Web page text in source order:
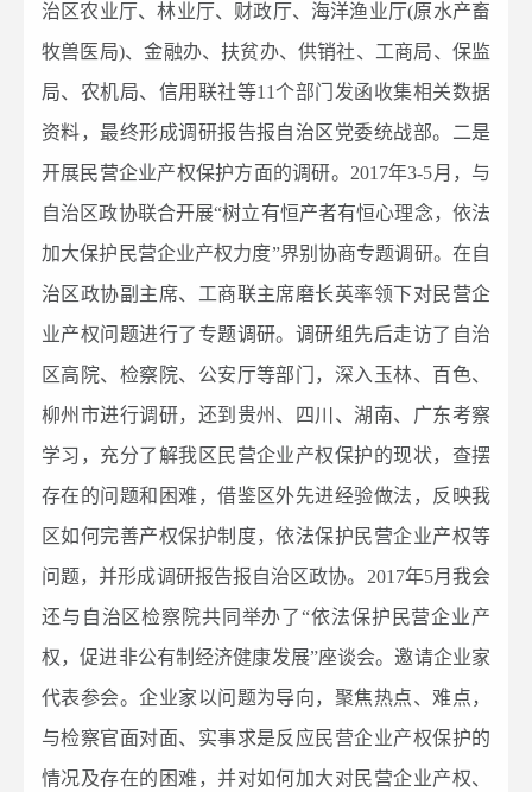
治区农业厅、林业厅、财政厅、海洋渔业厅(原水产畜
牧兽医局)、金融办、扶贫办、供销社、工商局、保监
局、农机局、信用联社等11个部门发函收集相关数据
资料，最终形成调研报告报自治区党委统战部。二是
开展民营企业产权保护方面的调研。2017年3-5月，与
自治区政协联合开展“树立有恒产者有恒心理念，依法
加大保护民营企业产权力度”界别协商专题调研。在自
治区政协副主席、工商联主席磨长英率领下对民营企
业产权问题进行了专题调研。调研组先后走访了自治
区高院、检察院、公安厅等部门，深入玉林、百色、
柳州市进行调研，还到贵州、四川、湖南、广东考察
学习，充分了解我区民营企业产权保护的现状，查摆
存在的问题和困难，借鉴区外先进经验做法，反映我
区如何完善产权保护制度，依法保护民营企业产权等
问题，并形成调研报告报自治区政协。2017年5月我会
还与自治区检察院共同举办了“依法保护民营企业产
权，促进非公有制经济健康发展”座谈会。邀请企业家
代表参会。企业家以问题为导向，聚焦热点、难点，
与检察官面对面、实事求是反应民营企业产权保护的
情况及存在的困难，并对如何加大对民营企业产权、